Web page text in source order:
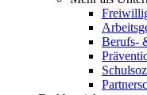
Berufs-